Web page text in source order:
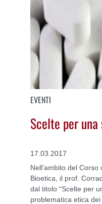
EVENTI
Scelte per
17.03.2017
Nell’ambito del
Bioetica, il prof.
dal titolo “Scelte per
problematica etica dei